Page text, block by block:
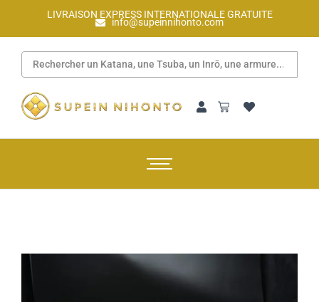
LIVRAISON EXPRESS INTERNATIONALE GRATUITE
info@supeinnihonto.com